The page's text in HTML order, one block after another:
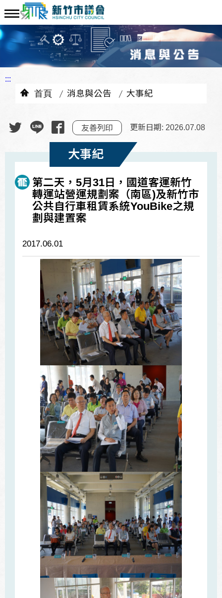
:::
首頁 消息與公告 大事紀
友善列印 更新日期: 2026.07.08
大事紀
第二天，5月31日，國道客運新竹
轉運站營運規劃案（南區)及新竹市
公共自行車租賃系統YouBike之規
劃與建置案
2017.06.01